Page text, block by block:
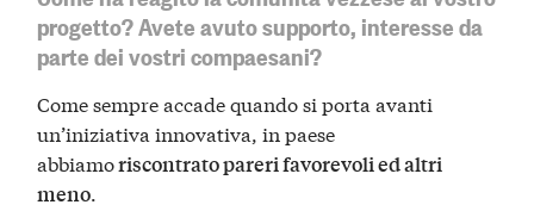
progetto? Avete avuto supporto, interesse da
parte dei vostri compaesani?
Come sempre accade quando si porta avanti
un’iniziativa innovativa, in paese
abbiamoriscontrato pareri favorevoli ed altri
meno.